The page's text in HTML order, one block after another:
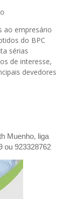
ao empresário
do BPC
sérias
de interesse,
devedores
Muenho, liga
ou 923328762